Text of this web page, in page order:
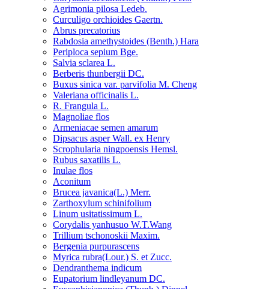
Agrimonia pilosa Ledeb.
Curculigo orchioides Gaertn.
Abrus precatorius
Rabdosia amethystoides (Benth.) Hara
Periploca sepium Bge.
Salvia sclarea L.
Berberis thunbergii DC.
Buxus sinica var. parvifolia M. Cheng
Valeriana officinalis L.
R. Frangula L.
Magnoliae flos
Armeniacae semen amarum
Dipsacus asper Wall. ex Henry
Scrophularia ningpoensis Hemsl.
Rubus saxatilis L.
Inulae flos
Aconitum
Brucea javanica(L.) Merr.
Zarthoxylum schinifolium
Linum usitatissimum L.
Corydalis yanhusuo W.T.Wang
Trillium tschonoskii Maxim.
Bergenia purpurascens
Myrica rubra(Lour.) S. et Zucc.
Dendranthema indicum
Eupatorium lindleyanum DC.